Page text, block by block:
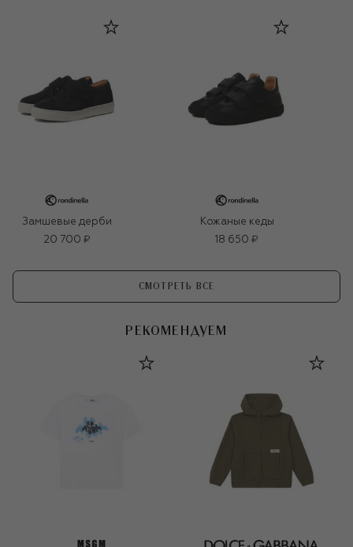
Замшевые дерби
20 700 ₽
Кожаные кеды
18 650 ₽
СМОТРЕТЬ ВСЕ
РЕКОМЕНДУЕМ